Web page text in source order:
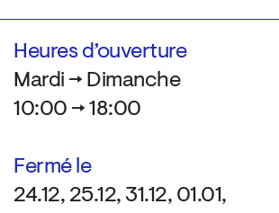
Heures d’ouverture
Mardi → Dimanche
10:00 → 18:00
Fermé le
24.12, 25.12, 31.12, 01.01,